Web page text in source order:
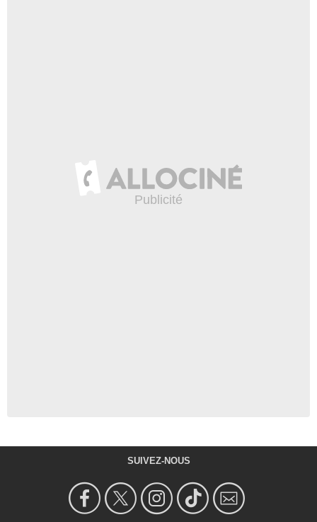
SUIVEZ-NOUS